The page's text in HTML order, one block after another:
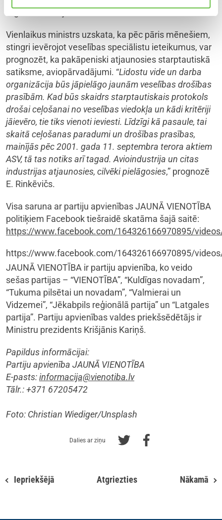
Vienlaikus ministrs uzskata, ka pēc pāris mēnešiem,
stingri ievērojot veselības speciālistu ieteikumus, var
prognozēt, ka pakāpeniski atjaunosies starptautiskā
satiksme, aviopārvadājumi. “Lidostu vide un darba
organizācija būs jāpielāgo jaunām veselības drošības
prasībām. Kad būs skaidrs starptautiskais protokols
drošai ceļošanai no veselības viedokļa un kādi kritēriji
jāievēro, tie tiks vienoti ieviesti. Līdzīgi kā pasaule, tai
skaitā ceļošanas paradumi un drošības prasības,
mainījās pēc 2001. gada 11. septembra terora aktiem
ASV, tā tas notiks arī tagad. Avioindustrija un citas
industrijas atjaunosies, cilvēki pielāgosies,” prognozē
E. Rinkēvičs.
Visa saruna ar partiju apvienības JAUNĀ VIENOTĪBA
politiķiem Facebook tiešraidē skatāma šajā saitē:
https://www.facebook.com/164326166970895/
https://www.facebook.com/164326166970895/
JAUNĀ VIENOTĪBA ir partiju apvienība, ko veido
sešas partijas – “VIENOTĪBA”, “Kuldīgas novadam”,
“Tukuma pilsētai un novadam”, “Valmierai un
Vidzemei”, “Jēkabpils reģionālā partija” un “Latgales
partija”. Partiju apvienības valdes priekšsēdētājs ir
Ministru prezidents Krišjānis Kariņš.
Papildus informācijai:
Partiju apvienība JAUNĀ VIENOTĪBA
E-pasts:informacija@vienotiba.lv
Tālr.: +371 67205472
Foto: Christian Wiediger/Unsplash
Dalies ar ziņu
Iepriekšējā Atgriezties Nākamā